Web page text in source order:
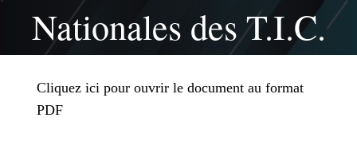
Nationales des T.I.C.
Cliquez ici pour ouvrir le document au format
PDF